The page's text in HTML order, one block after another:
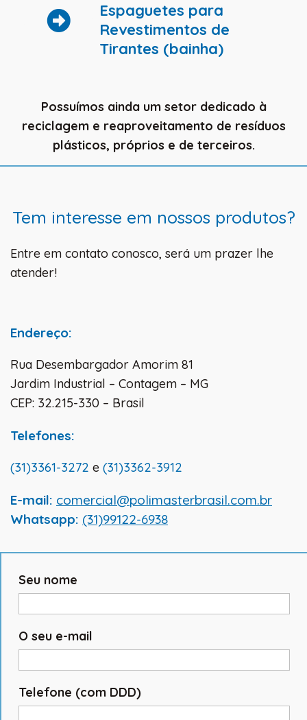
Espaguetes para
Revestimentos de
Tirantes (bainha)
Possuímos ainda um setor dedicado à
reciclagem e reaproveitamento de resíduos
plásticos, próprios e de terceiros.
Tem interesse em nossos produtos?
Entre em contato conosco, será um prazer lhe
atender!
Endereço:
Rua Desembargador Amorim 81
Jardim Industrial – Contagem – MG
CEP: 32.215-330 – Brasil
Telefones:
(31)3361-3272 e (31)3362-3912
E-mail: comercial@polimasterbrasil.com.br
Whatsapp: (31)99122-6938
Seu nome
O seu e-mail
Telefone (com DDD)